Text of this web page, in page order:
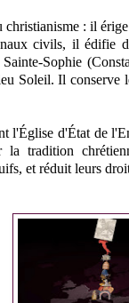
christianisme :il
civils, il édifie
Sophie
Soleil. Il conserve
l'Église d'État de
tradition
et réduit leurs